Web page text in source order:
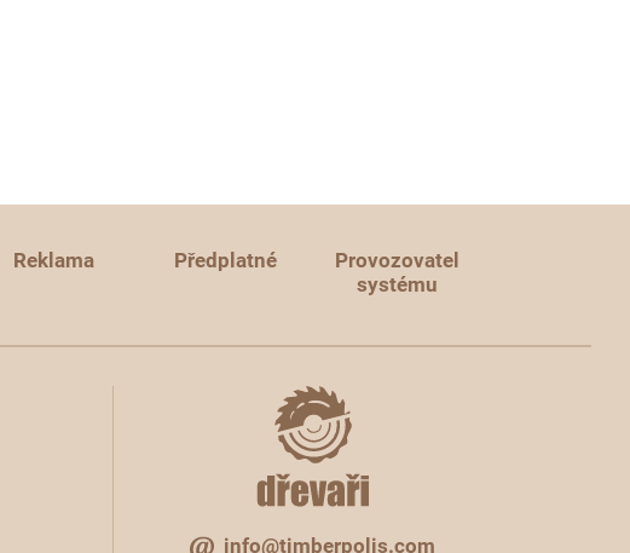
Reklama Předplatné
Provozovatel
systému
info@timberpolis.com